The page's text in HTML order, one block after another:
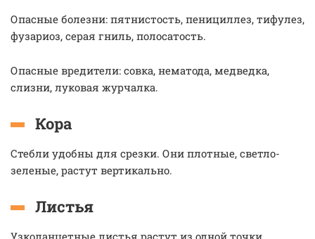
Опасные болезни: пятнистость, пенициллез, тифулез,
фузариоз, серая гниль, полосатость.
Опасные вредители: совка, нематода, медведка,
слизни, луковая журчалка.
Кора
Стебли удобны для срезки. Они плотные, светло-
зеленые, растут вертикально.
Листья
Узколанцетные листья растут из одной точки